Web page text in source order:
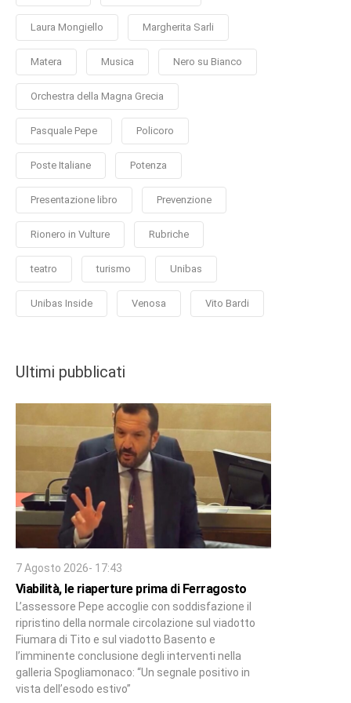
Laura Mongiello Margherita Sarli
Matera Musica Nero su Bianco
Orchestra della Magna Grecia
Pasquale Pepe Policoro
Poste Italiane Potenza
Presentazione libro Prevenzione
Rionero in Vulture Rubriche
teatro turismo Unibas
Unibas Inside Venosa Vito Bardi
Ultimi pubblicati
7 Agosto 2026- 17:43
Viabilità, le riaperture prima di Ferragosto
L’assessore Pepe accoglie con soddisfazione il
ripristino della normale circolazione sul viadotto
Fiumara di Tito e sul viadotto Basento e
l’imminente conclusione degli interventi nella
galleria Spogliamonaco: “Un segnale positivo in
vista dell’esodo estivo”